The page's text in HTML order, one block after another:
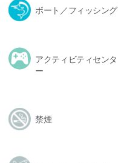
ボート／フィッシング
アクティビティセンタ
ー
禁煙